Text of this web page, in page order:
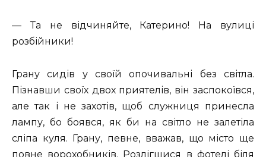
— Та не відчиняйте, Катерино! На вулиці
розбійники!
Грану сидів у своїй опочивальні без світла.
Пізнавши своїх двох приятелів, він заспокоївся,
але так і не захотів, щоб служниця принесла
лампу, бо боявся, як би на світло не залетіла
сліпа куля. Грану, певне, вважав, що місто ще
повне ворохобників. Розлігшися в фотелі біля